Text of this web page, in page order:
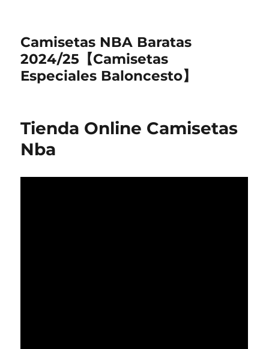
Camisetas NBA Baratas
2024/25【Camisetas
Especiales Baloncesto】
Tienda Online Camisetas
Nba